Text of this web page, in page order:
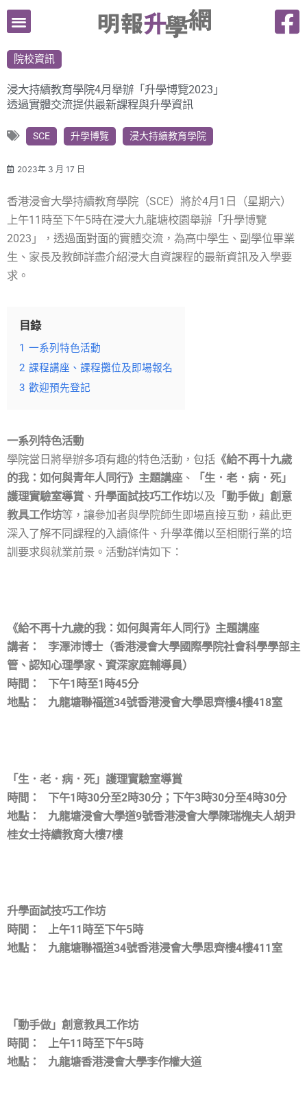
跳
要
內
容
院校資訊
浸大持續教育學院4月舉辦「升學博覽2023」
透過實體交流提供最新課程與升學資訊
SCE 升學博覽 浸大持續教育學院
2023年 3 月 17 日
香港浸會大學持續教育學院（SCE）將於4月1日（星期六）
上午11時至下午5時在浸大九龍塘校園舉辦「升學博覽
2023」，透過面對面的實體交流，為高中學生、副學位畢業
生、家長及教師詳盡介紹浸大自資課程的最新資訊及入學要
求。
目錄
1 一系列特色活動
2 課程講座、課程攤位及即場報名
3 歡迎預先登記
一系列特色活動
學院當日將舉辦多項有趣的特色活動，包括 《給不再十九歲
的我：如何與青年人同行》主題講座、
「生．老．病．死」
護理實驗室導賞 、 升學面試技巧工作坊以及 「動手做」創意
教具工作坊等，讓參加者與學院師生即場直接互動，藉此更
深入了解不同課程的入讀條件、升學準備以至相關行業的培
訓要求與就業前景。活動詳情如下：
《給不再十九歲的我：如何與青年人同行》主題講座
講者： 李澤沛博士（香港浸會大學國際學院社會科學學部主
管、認知心理學家、資深家庭輔導員）
時間： 下午1時至1時45分
地點： 九龍塘聯福道34號香港浸會大學思齊樓4樓418室
「生．老．病．死」護理實驗室導賞
時間： 下午1時30分至2時30分；下午3時30分至4時30分
地點： 九龍塘浸會大學道9號香港浸會大學陳瑞槐夫人胡尹
桂女士持續教育大樓7樓
升學面試技巧工作坊
時間： 上午11時至下午5時
地點： 九龍塘聯福道34號香港浸會大學思齊樓4樓411室
「動手做」創意教具工作坊
時間： 上午11時至下午5時
地點： 九龍塘香港浸會大學李作權大道